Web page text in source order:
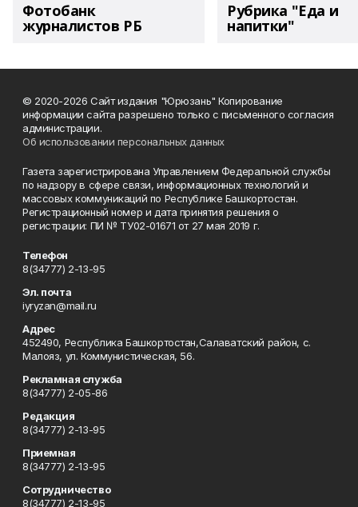
Фотобанк
журналистов РБ
Рубрика "Еда и
напитки"
© 2020-2026 Сайт издания "Юрюзань" Копирование
информации сайта разрешено только с письменного согласия
администрации.
Об использовании персональных данных
Газета зарегистрирована Управлением Федеральной службы
по надзору в сфере связи, информационных технологий и
массовых коммуникаций по Республике Башкортостан.
Регистрационный номер и дата принятия решения о
регистрации: ПИ № ТУ02-01671 от 27 мая 2019 г.
Телефон
8(34777) 2-13-95
Эл. почта
iyryzan@mail.ru
Адрес
452490, Республика Башкортостан,Салаватский район, с.
Малояз, ул. Коммунистическая, 56.
Рекламная служба
8(34777) 2-05-86
Редакция
8(34777) 2-13-95
Приемная
8(34777) 2-13-95
Сотрудничество
8(34777) 2-13-95